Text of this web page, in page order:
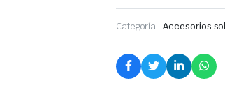
Categoría: Accesorios